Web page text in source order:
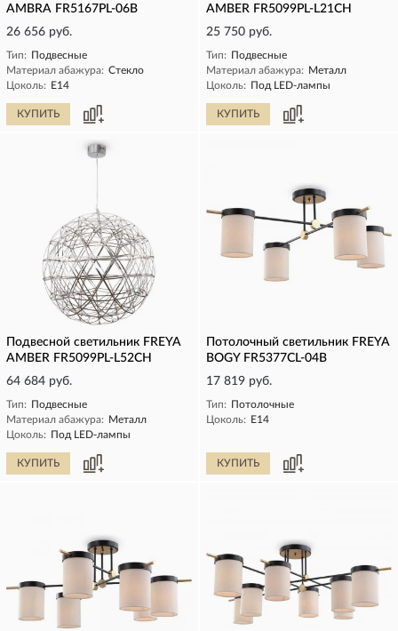
AMBRA FR5167PL-06B
26 656 руб.
Тип: Подвесные
Материал абажура: Стекло
Цоколь: E14
КУПИТЬ
AMBER FR5099PL-L21CH
25 750 руб.
Тип: Подвесные
Материал абажура: Металл
Цоколь: Под LED-лампы
КУПИТЬ
Подвесной светильник FREYA
AMBER FR5099PL-L52CH
64 684 руб.
Тип: Подвесные
Материал абажура: Металл
Цоколь: Под LED-лампы
КУПИТЬ
Потолочный светильник FREYA
BOGY FR5377CL-04B
17 819 руб.
Тип: Потолочные
Цоколь: E14
КУПИТЬ